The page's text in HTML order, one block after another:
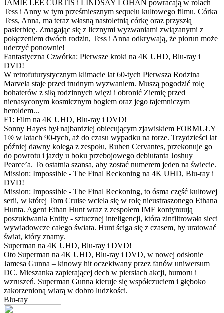
JAMIE LEE CURTIS i LINDSAY LOHAN powracają w rolach
Tess i Anny w tym prześmiesznym sequelu kultowego filmu. Córka
Tess, Anna, ma teraz własną nastoletnią córkę oraz przyszłą
pasierbicę. Zmagając się z licznymi wyzwaniami związanymi z
połączeniem dwóch rodzin, Tess i Anna odkrywają, że piorun może
uderzyć ponownie!
Fantastyczna Czwórka: Pierwsze kroki na 4K UHD, Blu-ray i
DVD!
W retrofuturystycznym klimacie lat 60-tych Pierwsza Rodzina
Marvela staje przed trudnym wyzwaniem. Muszą pogodzić rolę
bohaterów z siłą rodzinnych więzi i obronić Ziemię przed
nienasyconym kosmicznym bogiem oraz jego tajemniczym
heroldem...
F1: Film na 4K UHD, Blu-ray i DVD!
Sonny Hayes był najbardziej obiecującym zjawiskiem FORMUŁY
1® w latach 90-tych, aż do czasu wypadku na torze. Trzydzieści lat
później dawny kolega z zespołu, Ruben Cervantes, przekonuje go
do powrotu i jazdy u boku przebojowego debiutanta Joshuy
Pearce’a. To ostatnia szansa, aby zostać numerem jeden na świecie.
Mission: Impossible - The Final Reckoning na 4K UHD, Blu-ray i
DVD!
Mission: Impossible - The Final Reckoning, to ósma część kultowej
serii, w której Tom Cruise wciela się w rolę nieustraszonego Ethana
Hunta. Agent Ethan Hunt wraz z zespołem IMF kontynuują
poszukiwania Entity - sztucznej inteligencji, która zinfiltrowała sieci
wywiadowcze całego świata. Hunt ściga się z czasem, by uratować
świat, który znamy.
Superman na 4K UHD, Blu-ray i DVD!
Oto Superman na 4K UHD, Blu-ray i DVD, w nowej odsłonie
Jamesa Gunna – kinowy hit oczekiwany przez fanów uniwersum
DC. Mieszanka zapierającej dech w piersiach akcji, humoru i
wzruszeń. Superman Gunna kieruje się współczuciem i głęboko
zakorzenioną wiarą w dobro ludzkości.
Blu-ray